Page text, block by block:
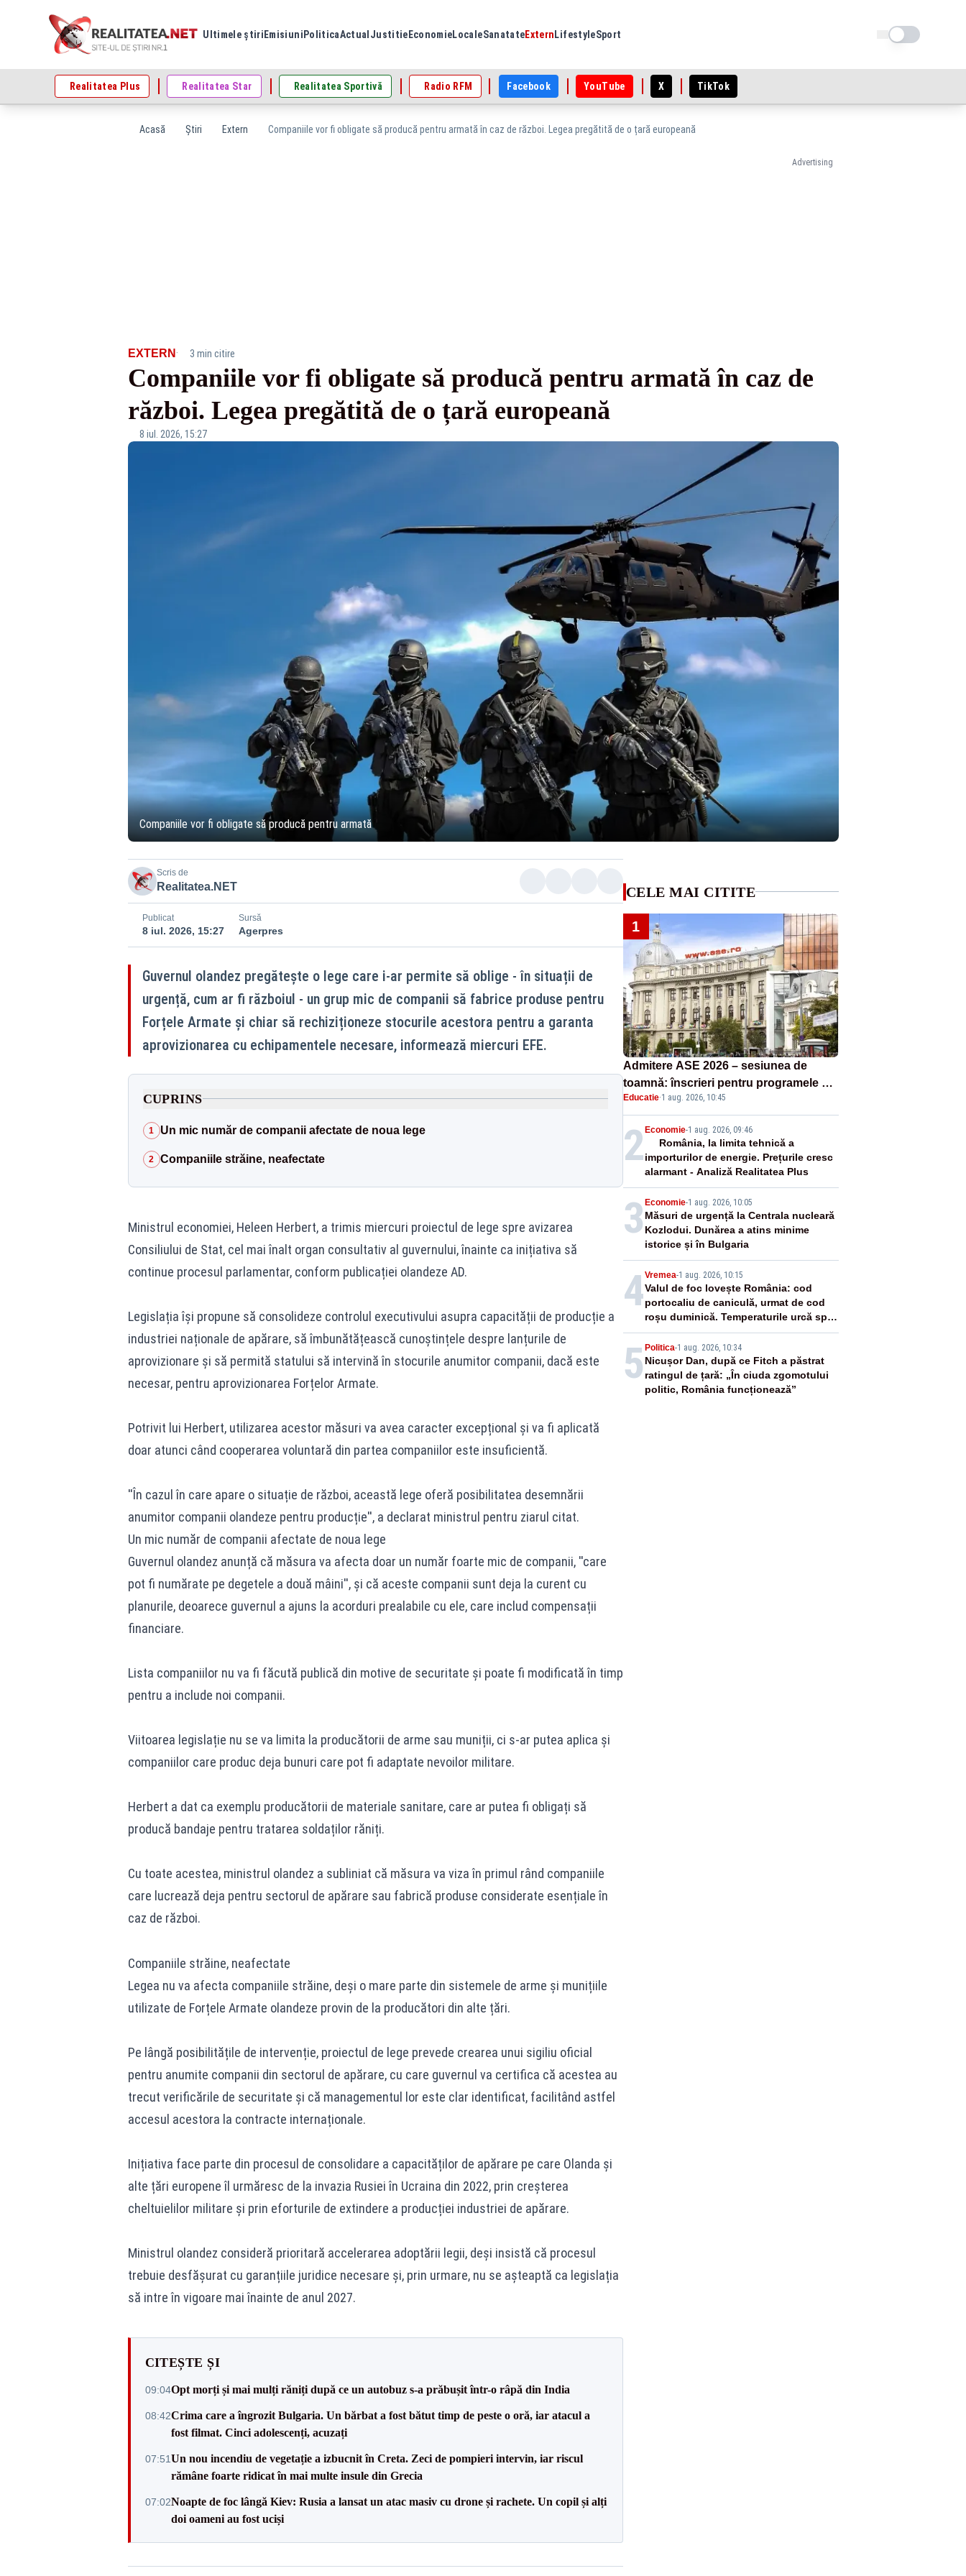
Ultimele știri Emisiuni PoliticaActual Justitie EconomieLocaleSanatateExtern LifestyleSport Schimba tema
Realitatea Plus Realitatea Star Realitatea Sportivă Radio RFM Facebook YouTube X TikTok
Acasă Știri Extern Companiile vor fi obligate să producă pentru armată în caz de război. Legea pregătită de o țară europeană
Advertising
EXTERN · 3 min citire
Companiile vor fi obligate să producă pentru armată în caz de
război. Legea pregătită de o țară europeană
8 iul. 2026, 15:27
Companiile vor fi obligate să producă pentru armată
Scris de
Realitatea.NET
Publicat
8 iul. 2026, 15:27
Sursă
Agerpres
Guvernul olandez pregătește o lege care i-ar permite să oblige - în situații de
urgență, cum ar fi războiul - un grup mic de companii să fabrice produse pentru
Forțele Armate și chiar să rechiziționeze stocurile acestora pentru a garanta
aprovizionarea cu echipamentele necesare, informează miercuri EFE.
CUPRINS
1 Un mic număr de companii afectate de noua lege
2 Companiile străine, neafectate
Ministrul economiei, Heleen Herbert, a trimis miercuri proiectul de lege spre avizarea
Consiliului de Stat, cel mai înalt organ consultativ al guvernului, înainte ca inițiativa să
continue procesul parlamentar, conform publicației olandeze AD.
Legislația își propune să consolideze controlul executivului asupra capacității de producție a
industriei naționale de apărare, să îmbunătățească cunoștințele despre lanțurile de
aprovizionare și să permită statului să intervină în stocurile anumitor companii, dacă este
necesar, pentru aprovizionarea Forțelor Armate.
Potrivit lui Herbert, utilizarea acestor măsuri va avea caracter excepțional și va fi aplicată
doar atunci când cooperarea voluntară din partea companiilor este insuficientă.
''În cazul în care apare o situație de război, această lege oferă posibilitatea desemnării
anumitor companii olandeze pentru producție'', a declarat ministrul pentru ziarul citat.
Un mic număr de companii afectate de noua lege
Guvernul olandez anunță că măsura va afecta doar un număr foarte mic de companii, ''care
pot fi numărate pe degetele a două mâini'', și că aceste companii sunt deja la curent cu
planurile, deoarece guvernul a ajuns la acorduri prealabile cu ele, care includ compensații
financiare.
Lista companiilor nu va fi făcută publică din motive de securitate și poate fi modificată în timp
pentru a include noi companii.
Viitoarea legislație nu se va limita la producătorii de arme sau muniții, ci s-ar putea aplica și
companiilor care produc deja bunuri care pot fi adaptate nevoilor militare.
Herbert a dat ca exemplu producătorii de materiale sanitare, care ar putea fi obligați să
producă bandaje pentru tratarea soldaților răniți.
Cu toate acestea, ministrul olandez a subliniat că măsura va viza în primul rând companiile
care lucrează deja pentru sectorul de apărare sau fabrică produse considerate esențiale în
caz de război.
Companiile străine, neafectate
Legea nu va afecta companiile străine, deși o mare parte din sistemele de arme și munițiile
utilizate de Forțele Armate olandeze provin de la producători din alte țări.
Pe lângă posibilitățile de intervenție, proiectul de lege prevede crearea unui sigiliu oficial
pentru anumite companii din sectorul de apărare, cu care guvernul va certifica că acestea au
trecut verificările de securitate și că managementul lor este clar identificat, facilitând astfel
accesul acestora la contracte internaționale.
Inițiativa face parte din procesul de consolidare a capacităților de apărare pe care Olanda și
alte țări europene îl urmăresc de la invazia Rusiei în Ucraina din 2022, prin creșterea
cheltuielilor militare și prin eforturile de extindere a producției industriei de apărare.
Ministrul olandez consideră prioritară accelerarea adoptării legii, deși insistă că procesul
trebuie desfășurat cu garanțiile juridice necesare și, prin urmare, nu se așteaptă ca legislația
să intre în vigoare mai înainte de anul 2027.
CITEȘTE ȘI
09:04Opt morți și mai mulți răniți după ce un autobuz s-a prăbușit într-o râpă din India
08:42Crima care a îngrozit Bulgaria. Un bărbat a fost bătut timp de peste o oră, iar atacul a
fost filmat. Cinci adolescenți, acuzați
07:51Un nou incendiu de vegetație a izbucnit în Creta. Zeci de pompieri intervin, iar riscul
rămâne foarte ridicat în mai multe insule din Grecia
07:02Noapte de foc lângă Kiev: Rusia a lansat un atac masiv cu drone și rachete. Un copil și alți
doi oameni au fost uciși
CELE MAI CITITE
1
Admitere ASE 2026 – sesiunea de
toamnă: înscrieri pentru programele de
licență, masterat și doctorat
Educatie·1 aug. 2026, 10:45
2Economie-1 aug. 2026, 09:46
România, la limita tehnică a
importurilor de energie. Prețurile cresc
alarmant - Analiză Realitatea Plus
3 Economie-1 aug. 2026, 10:05
Măsuri de urgență la Centrala nucleară
Kozlodui. Dunărea a atins minime
istorice și în Bulgaria
4Vremea-1 aug. 2026, 10:15
Valul de foc lovește România: cod
portocaliu de caniculă, urmat de cod
roșu duminică. Temperaturile urcă spre
40°C
5 Politica-1 aug. 2026, 10:34
Nicușor Dan, după ce Fitch a păstrat
ratingul de țară: „În ciuda zgomotului
politic, România funcționează”